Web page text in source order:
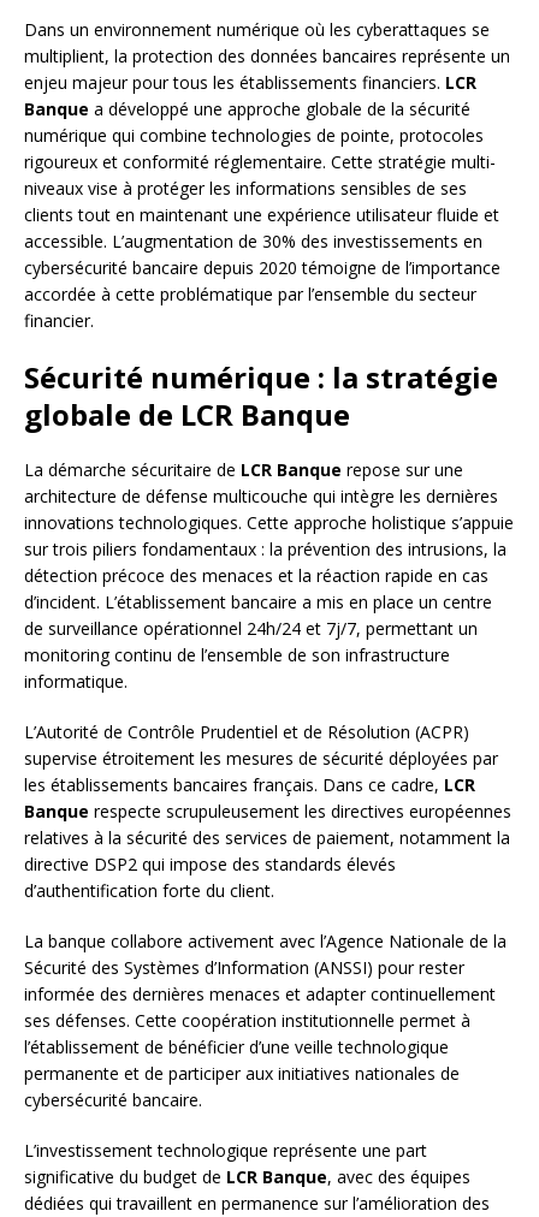
Dans un environnement numérique où les cyberattaques se
multiplient, la protection des données bancaires représente un
enjeu majeur pour tous les établissements financiers. LCR
Banque a développé une approche globale de la sécurité
numérique qui combine technologies de pointe, protocoles
rigoureux et conformité réglementaire. Cette stratégie multi-
niveaux vise à protéger les informations sensibles de ses
clients tout en maintenant une expérience utilisateur fluide et
accessible. L’augmentation de 30% des investissements en
cybersécurité bancaire depuis 2020 témoigne de l’importance
accordée à cette problématique par l’ensemble du secteur
financier.
Sécurité numérique : la stratégie
globale de LCR Banque
La démarche sécuritaire de LCR Banque repose sur une
architecture de défense multicouche qui intègre les dernières
innovations technologiques. Cette approche holistique s’appuie
sur trois piliers fondamentaux : la prévention des intrusions, la
détection précoce des menaces et la réaction rapide en cas
d’incident. L’établissement bancaire a mis en place un centre
de surveillance opérationnel 24h/24 et 7j/7, permettant un
monitoring continu de l’ensemble de son infrastructure
informatique.
L’Autorité de Contrôle Prudentiel et de Résolution (ACPR)
supervise étroitement les mesures de sécurité déployées par
les établissements bancaires français. Dans ce cadre, LCR
Banque respecte scrupuleusement les directives européennes
relatives à la sécurité des services de paiement, notamment la
directive DSP2 qui impose des standards élevés
d’authentification forte du client.
La banque collabore activement avec l’Agence Nationale de la
Sécurité des Systèmes d’Information (ANSSI) pour rester
informée des dernières menaces et adapter continuellement
ses défenses. Cette coopération institutionnelle permet à
l’établissement de bénéficier d’une veille technologique
permanente et de participer aux initiatives nationales de
cybersécurité bancaire.
L’investissement technologique représente une part
significative du budget de LCR Banque, avec des équipes
dédiées qui travaillent en permanence sur l’amélioration des